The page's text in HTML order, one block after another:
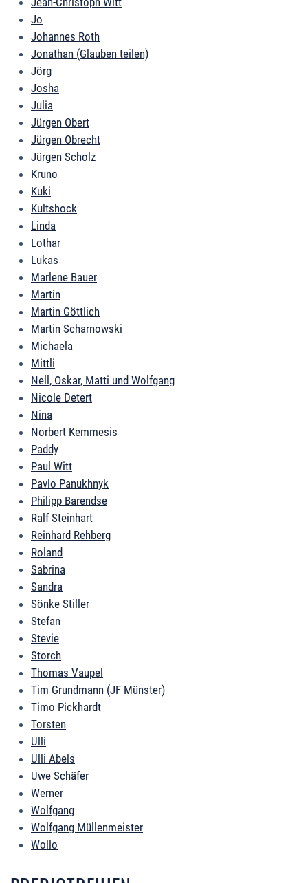
Jo
Johannes Roth
Jonathan (Glauben teilen)
Jörg
Josha
Julia
Jürgen Obert
Jürgen Obrecht
Jürgen Scholz
Kruno
Kuki
Kultshock
Linda
Lothar
Lukas
Marlene Bauer
Martin
Martin Göttlich
Martin Scharnowski
Michaela
Mittli
Nell, Oskar, Matti und Wolfgang
Nicole Detert
Nina
Norbert Kemmesis
Paddy
Paul Witt
Pavlo Panukhnyk
Philipp Barendse
Ralf Steinhart
Reinhard Rehberg
Roland
Sabrina
Sandra
Sönke Stiller
Stefan
Stevie
Storch
Thomas Vaupel
Tim Grundmann (JF Münster)
Timo Pickhardt
Torsten
Ulli
Ulli Abels
Uwe Schäfer
Werner
Wolfgang
Wolfgang Müllenmeister
Wollo